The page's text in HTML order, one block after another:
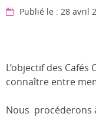
Publié le : 28 avril
L’objectif des
connaître entre
Nous procéderons